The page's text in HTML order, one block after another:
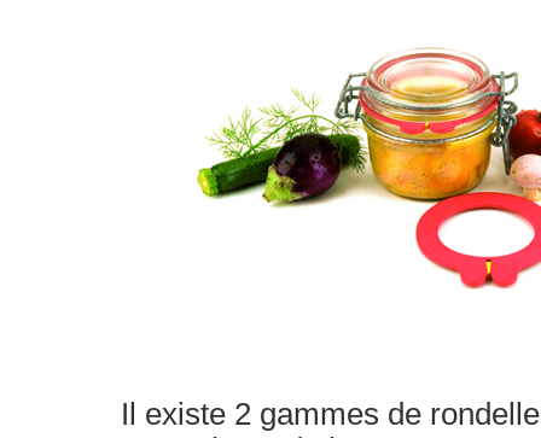
Il existe 2 gammes de